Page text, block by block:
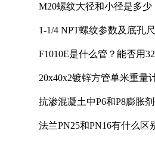
M20螺纹大径和小径是多少
1-1/4 NPT螺纹参数及底孔
F1010E是什么管？能否用
20x40x2镀锌方管单米重量
抗渗混凝土中P6和P8膨胀
法兰PN25和PN16有什么区